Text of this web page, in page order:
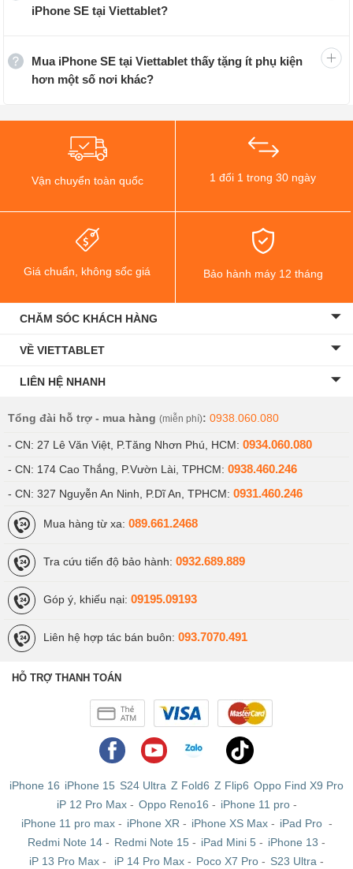
Thông số kỹ thuật của iPhone SE giá rẻ:
nhưiPhone 5Schỉ là 4.7 inch độ phân giải (640 x 1136
pixels), bên trong máy là vi xử lý Apple A9 (14 nm) 2
nhân 1.84 GHz Twister, đi kèm với chip đồ họa GPU
PowerVR GT7600, con chip này được hỗ trợ bởi RAM 2
dung lượng 1624 mAh. Model này cũng có công nghệ
bảo mật vân tay Touch ID ở nút Home.
Về khả năng chụp ảnh, mẫu smartphone iPhone SE giá
tích hợp đèn Dual-LED dual-tone flash trợ sáng ở mặt
lưng, và camera phụ độ phân giải 1.2 MP, khẩu độ f/2.4 ở
mặt trước. Camera của máy hỗ trợ lấy nét theo pha
PDAF, chế độ chụp HDR, panorama, chụp ảnh động Live
Photo ấn tượng, đặc biệt là khả năng quay phim chất
lượng chuẩn 4K.
Có mấy loại iPhone SE tại Viettablet?
Ở thời điểm hiện tại thì bạn không thể nào tìm mua được
iPhone SE tại Viettablet?
Mua iPhone SE tại Viettablet thấy tặng ít phụ kiện
hơn một số nơi khác?
Vận chuyển toàn quốc 1 đổi 1 trong 30 ngày
Giá chuẩn, không sốc giá Bảo hành máy 12 tháng
CHĂM SÓC KHÁCH HÀNG
VỀ VIETTABLET
LIÊN HỆ NHANH
Tổng đài hỗ trợ - mua hàng (miễn phí): 0938.060.080
- CN: 27 Lê Văn Việt, P.Tăng Nhơn Phú, HCM: 0934.060.080
- CN: 174 Cao Thắng, P.Vườn Lài, TPHCM: 0938.460.246
- CN: 327 Nguyễn An Ninh, P.Dĩ An, TPHCM: 0931.460.246
Mua hàng từ xa: 089.661.2468
Tra cứu tiến độ bảo hành: 0932.689.889
Góp ý, khiếu nại: 09195.09193
Liên hệ hợp tác bán buôn: 093.7070.491
HỖ TRỢ THANH TOÁN
iPhone 16 iPhone 15 S24 Ultra Z Fold6 Z Flip6 Oppo Find X9 Pro
iP 12 Pro Max- Oppo Reno16 - iPhone 11 pro-
iPhone 11 pro max- iPhone XR - iPhone XS Max- iPad Pro -
Redmi Note 14 - Redmi Note 15 - iPad Mini 5 - iPhone 13 -
iP 13 Pro Max - iP 14 Pro Max - Poco X7 Pro - S23 Ultra -